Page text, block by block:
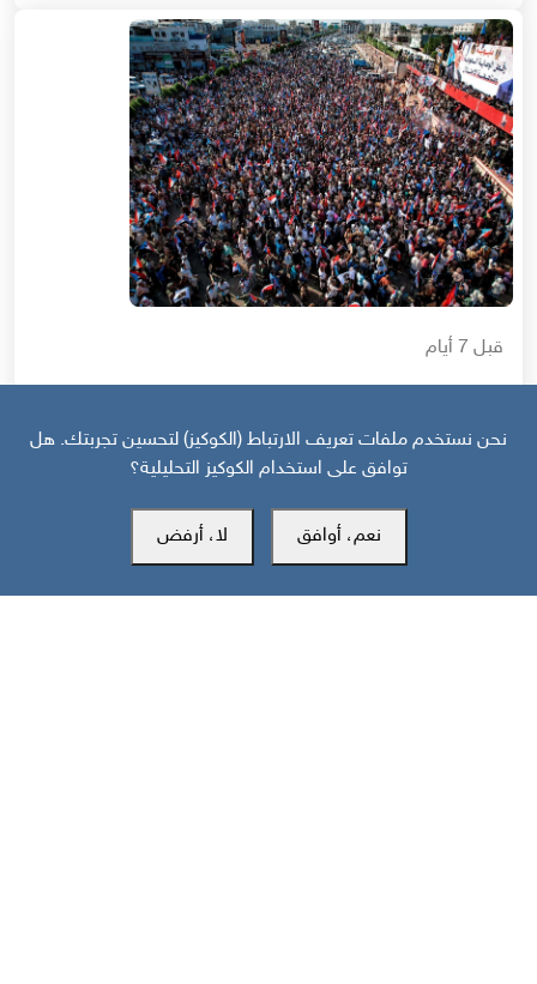
قبل 7 أيام
نحن نستخدم ملفات تعريف الارتباط (الكوكيز) لتحسين تجربتك. هل
توافق على استخدام الكوكيز التحليلية؟
نعم، أوافق لا، أرفض